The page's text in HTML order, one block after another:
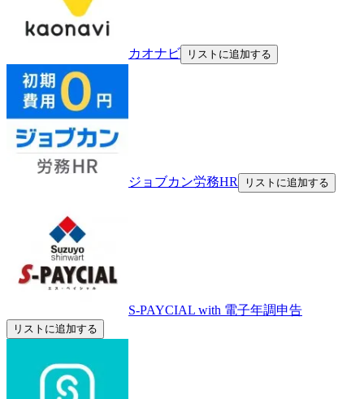
カオナビ リストに追加する
ジョブカン労務HR リストに追加する
S-PAYCIAL with 電子年調申告
リストに追加する